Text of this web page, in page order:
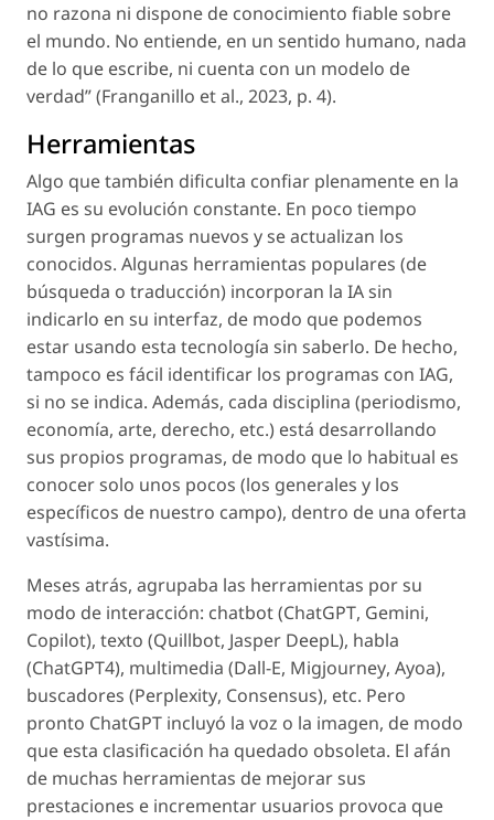
no razona ni dispone de conocimiento fiable sobre
el mundo. No entiende, en un sentido humano, nada
de lo que escribe, ni cuenta con un modelo de
verdad” (Franganillo et al., 2023, p. 4).
Herramientas
Algo que también dificulta confiar plenamente en la
IAG es su evolución constante. En poco tiempo
surgen programas nuevos y se actualizan los
conocidos. Algunas herramientas populares (de
búsqueda o traducción) incorporan la IA sin
indicarlo en su interfaz, de modo que podemos
estar usando esta tecnología sin saberlo. De hecho,
tampoco es fácil identificar los programas con IAG,
si no se indica. Además, cada disciplina (periodismo,
economía, arte, derecho, etc.) está desarrollando
sus propios programas, de modo que lo habitual es
conocer solo unos pocos (los generales y los
específicos de nuestro campo), dentro de una oferta
vastísima.
Meses atrás, agrupaba las herramientas por su
modo de interacción: chatbot (ChatGPT, Gemini,
Copilot), texto (Quillbot, Jasper DeepL), habla
(ChatGPT4), multimedia (Dall-E, Migjourney, Ayoa),
buscadores (Perplexity, Consensus), etc. Pero
pronto ChatGPT incluyó la voz o la imagen, de modo
que esta clasificación ha quedado obsoleta. El afán
de muchas herramientas de mejorar sus
prestaciones e incrementar usuarios provoca que